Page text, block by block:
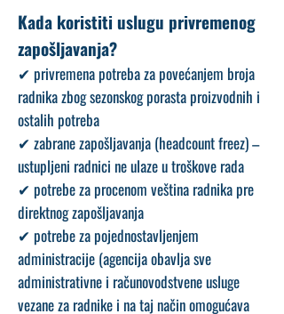
Kada koristiti uslugu privremenog
zapošljavanja?
✔ privremena potreba za povećanjem broja
radnika zbog sezonskog porasta proizvodnih i
ostalih potreba
✔ zabrane zapošljavanja (headcount freez) –
ustupljeni radnici ne ulaze u troškove rada
✔ potrebe za procenom veština radnika pre
direktnog zapošljavanja
✔ potrebe za pojednostavljenjem
administracije (agencija obavlja sve
administrativne i računovodstvene usluge
vezane za radnike i na taj način omogućava